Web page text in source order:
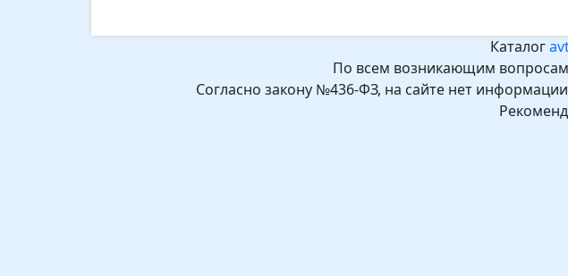
Каталог
По всем возникающим
Согласно закону №436-ФЗ, на сайте нет